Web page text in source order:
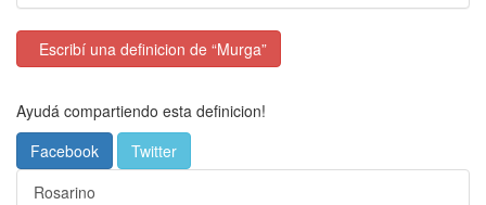
Escribí una definicion de “Murga”
Ayudá compartiendo esta definicion!
Facebook
Twitter
Rosarino